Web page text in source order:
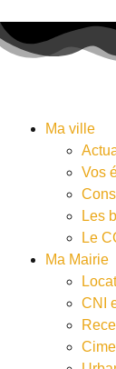
Ma ville
Vos
Les
Le
Ma Mairie
CNI